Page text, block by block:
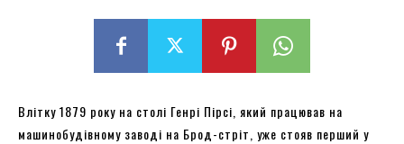
Влітку 1879 року на столі Генрі Пірсі, який працював на
машинобудівному заводі на Брод-стріт, уже стояв перший у